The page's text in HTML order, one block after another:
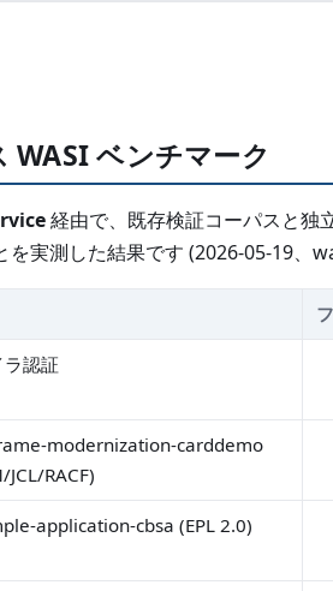
WASI ベンチマーク
経由で、既存検証コーパスと独
を実測した結果です (2026-05-19、
認証
modernization-carddemo
RACF)
application-cbsa (EPL 2.0)